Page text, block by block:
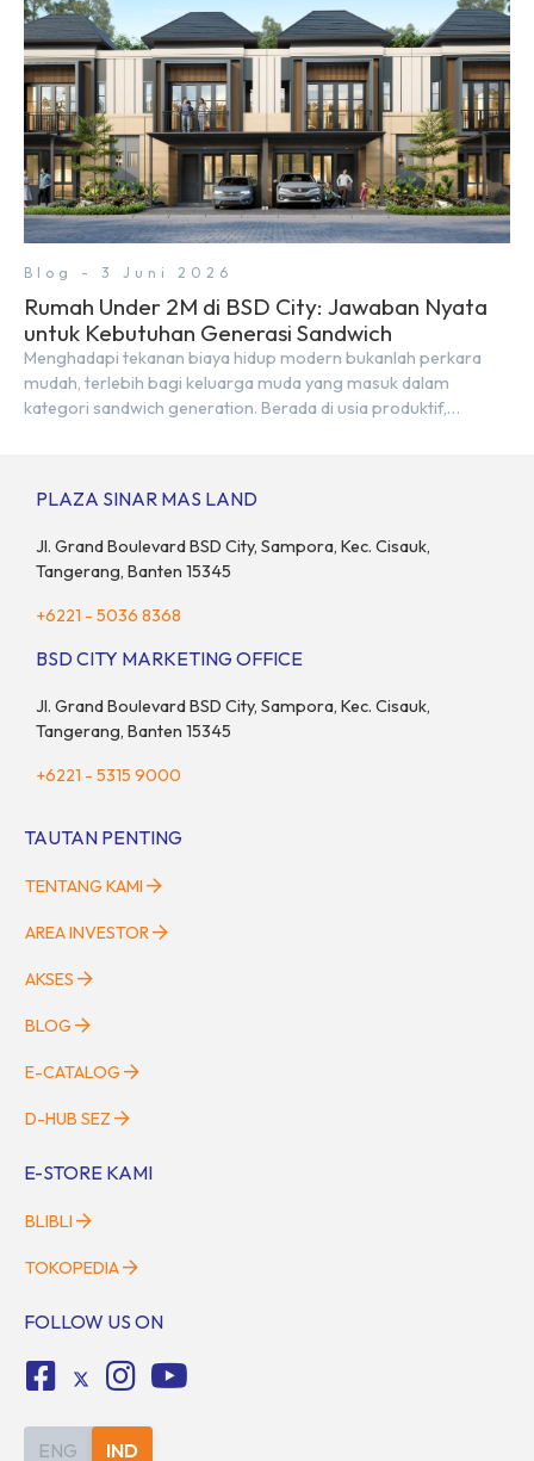
Blog - 3 Juni 2026
Rumah Under 2M di BSD City: Jawaban Nyata
untuk Kebutuhan Generasi Sandwich
Menghadapi tekanan biaya hidup modern bukanlah perkara
mudah, terlebih bagi keluarga muda yang masuk dalam
kategori sandwich generation. Berada di usia produktif,
Fenomena urban ini kian marak di kota-kota besar, termasuk di
PLAZA SINAR MAS LAND
Jl. Grand Boulevard BSD City, Sampora, Kec. Cisauk,
Tangerang, Banten 15345
+6221 - 5036 8368
BSD CITY MARKETING OFFICE
Jl. Grand Boulevard BSD City, Sampora, Kec. Cisauk,
Tangerang, Banten 15345
+6221 - 5315 9000
TAUTAN PENTING
TENTANG KAMI
AREA INVESTOR
AKSES
BLOG
E-CATALOG
D-HUB SEZ
E-STORE KAMI
BLIBLI
TOKOPEDIA
FOLLOW US ON
ENG IND